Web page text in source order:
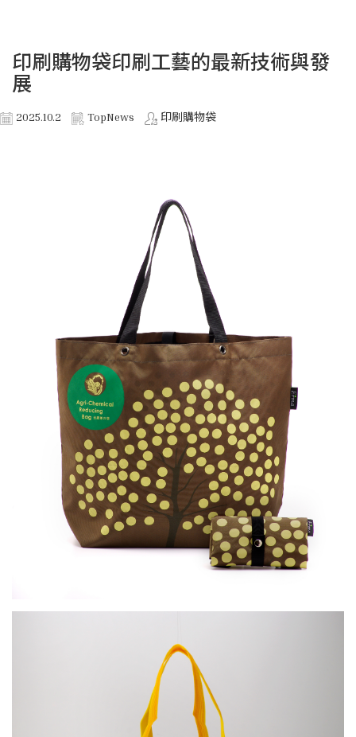
印刷購物袋印刷工藝的最新技術與發
展
2025.10.2 TopNews 印刷購物袋